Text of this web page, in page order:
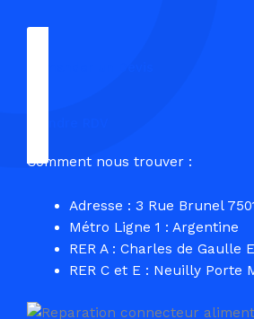
Comment nous trouver :
Adresse : 3 Rue Brunel
Métro Ligne 1 : Argentine
RER A : Charles de Gaulle
RER C et E : Neuilly Porte